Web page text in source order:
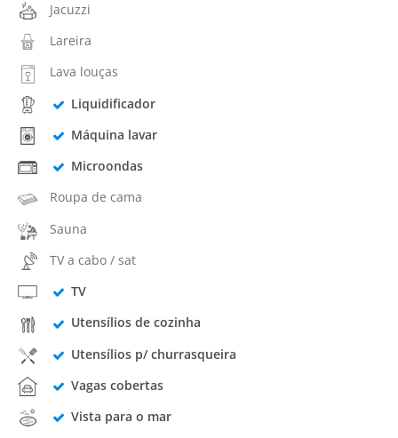
Jacuzzi
Lareira
Lava louças
Liquidificador
Máquina lavar
Microondas
Roupa de cama
Sauna
TV a cabo / sat
TV
Utensílios de cozinha
Utensílios p/ churrasqueira
Vagas cobertas
Vista para o mar